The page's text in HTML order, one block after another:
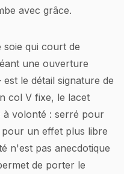
avec grâce.
qui court de
une ouverture
le détail signature de
col V fixe, le lacet
volonté : serré pour
un effet plus libre
n'est pas anecdotique
de porter le